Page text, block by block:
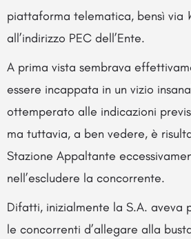
piattaforma telematica, bensì via
all’indirizzo PEC dell’Ente.
A prima vista sembrava
essere incappata in un vizio
ottemperato alle indicazioni
ma tuttavia, a ben vedere, è
Stazione Appaltante
nell’escludere la concorrente.
Difatti, inizialmente la S.A. aveva
le concorrenti d’allegare alla